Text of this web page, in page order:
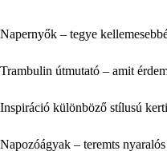
Napernyők – tegye
Trambulin útmutató – amit
Inspiráció különböző stílusú
Napozóágyak – teremts